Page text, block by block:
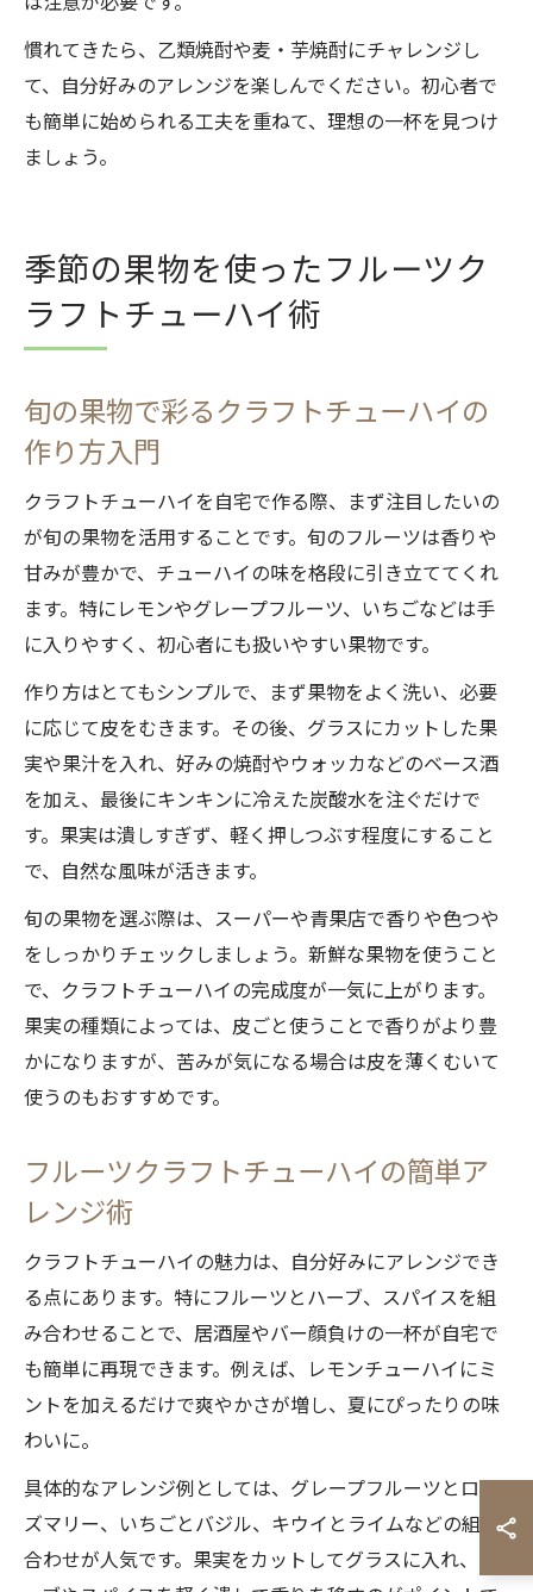
慣れてきたら、乙類焼酎や麦・芋焼酎にチャレンジし
て、自分好みのアレンジを楽しんでください。初心者で
も簡単に始められる工夫を重ねて、理想の一杯を見つけ
ましょう。
季節の果物を使ったフルーツク
ラフトチューハイ術
旬の果物で彩るクラフトチューハイの
作り方入門
クラフトチューハイを自宅で作る際、まず注目したいの
が旬の果物を活用することです。旬のフルーツは香りや
甘みが豊かで、チューハイの味を格段に引き立ててくれ
ます。特にレモンやグレープフルーツ、いちごなどは手
に入りやすく、初心者にも扱いやすい果物です。
作り方はとてもシンプルで、まず果物をよく洗い、必要
に応じて皮をむきます。その後、グラスにカットした果
実や果汁を入れ、好みの焼酎やウォッカなどのベース酒
を加え、最後にキンキンに冷えた炭酸水を注ぐだけで
す。果実は潰しすぎず、軽く押しつぶす程度にすること
で、自然な風味が活きます。
旬の果物を選ぶ際は、スーパーや青果店で香りや色つや
をしっかりチェックしましょう。新鮮な果物を使うこと
で、クラフトチューハイの完成度が一気に上がります。
果実の種類によっては、皮ごと使うことで香りがより豊
かになりますが、苦みが気になる場合は皮を薄くむいて
使うのもおすすめです。
フルーツクラフトチューハイの簡単ア
レンジ術
クラフトチューハイの魅力は、自分好みにアレンジでき
る点にあります。特にフルーツとハーブ、スパイスを組
み合わせることで、居酒屋やバー顔負けの一杯が自宅で
も簡単に再現できます。例えば、レモンチューハイにミ
ントを加えるだけで爽やかさが増し、夏にぴったりの味
わいに。
具体的なアレンジ例としては、グレープフルーツとロー
ズマリー、いちごとバジル、キウイとライムなどの組み
合わせが人気です。果実をカットしてグラスに入れ、ハ